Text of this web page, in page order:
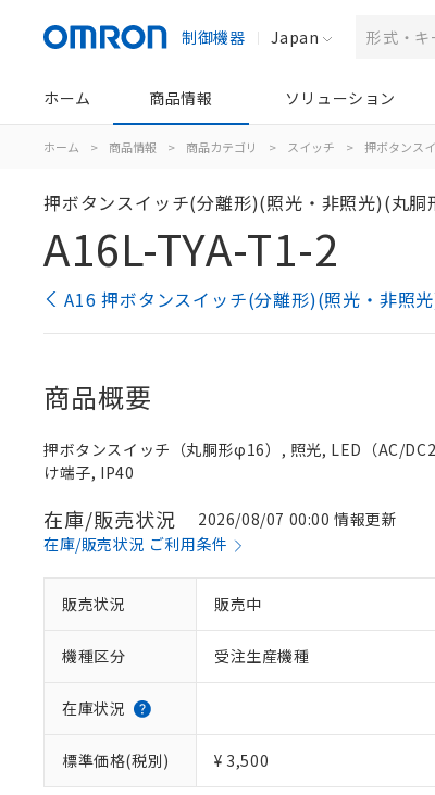
制御機器 Japan
ホーム 商品情報 ソリューション
ホーム > 商品情報 > 商品カテゴリ > スイッチ > 押ボタンス
押ボタンスイッチ(分離形)(照光・非照光)(丸胴
A16L-TYA-T1-2
A16 押ボタンスイッチ(分離形)(照光・非照
商品概要
押ボタンスイッチ（丸胴形φ16）, 照光, LED（AC/
け端子, IP40
在庫/販売状況
2026/08/07 00:00 情報更新
在庫/販売状況 ご利用条件
販売状況 販売中
機種区分 受注生産機種
在庫状況
標準価格(税別) ¥ 3,500